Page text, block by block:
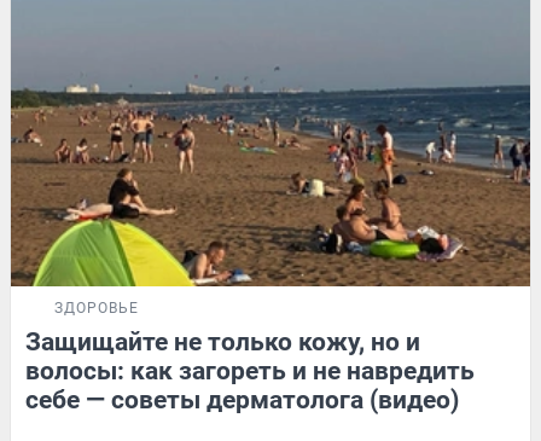
ЗДОРОВЬЕ
Защищайте не только кожу, но и
волосы: как загореть и не навредить
себе — советы дерматолога (видео)